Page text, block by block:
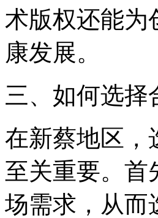
术版权还能为
康发展。
三、如何选择
在新蔡地区，
至关重要。首
场需求，从而